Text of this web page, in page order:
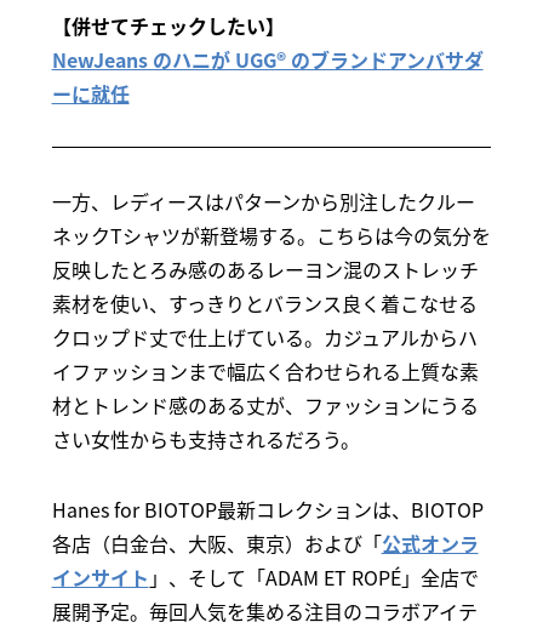
【併せてチェックしたい】
NewJeans のハニが UGG® のブランドアンバサダ
ーに就任
一方、レディースはパターンから別注したクルー
ネックTシャツが新登場する。こちらは今の気分を
反映したとろみ感のあるレーヨン混のストレッチ
素材を使い、すっきりとバランス良く着こなせる
クロップド丈で仕上げている。カジュアルからハ
イファッションまで幅広く合わせられる上質な素
材とトレンド感のある丈が、ファッションにうる
さい女性からも支持されるだろう。
Hanes for BIOTOP最新コレクションは、BIOTOP
各店（白金台、大阪、東京）および「公式オンラ
インサイト 」、そして「ADAM ET ROPÉ」全店で
展開予定。毎回人気を集める注目のコラボアイテ